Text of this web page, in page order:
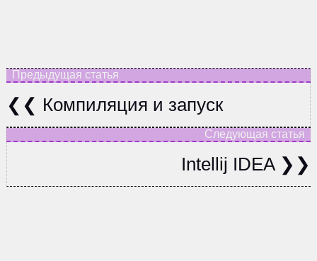
Компиляция и запуск
Intellij IDEA